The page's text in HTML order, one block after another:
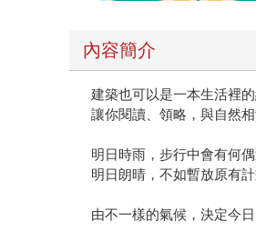
內容簡介
建築也可以是一本生活裡的
讓你閱讀、領略，與自然相
明日時雨，步行中會有何偶
明日朗晴，不如暫放原有計
由不一樣的氣候，決定今